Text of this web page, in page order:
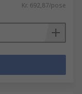
Kr. 692,87/pose